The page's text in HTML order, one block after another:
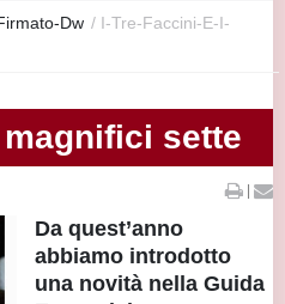
Dw / I-Tre-Faccini-E-I-
sette
|
Da quest’anno
abbiamo introdotto
una novità nella Guida